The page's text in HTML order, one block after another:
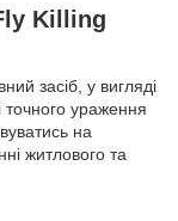
Killing
засіб, у вигляді
точного ураження
на
житлового та